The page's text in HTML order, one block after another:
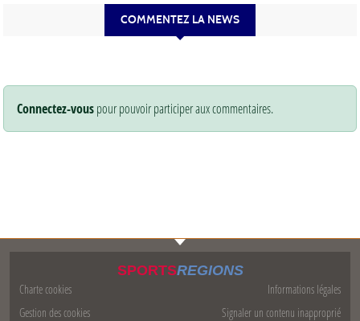
COMMENTEZ LA NEWS
Connectez-vouspour pouvoir participer aux commentaires.
SPORTSREGIONS
Charte cookies
Gestion des cookies
Informations légales
Signaler un contenu inapproprié